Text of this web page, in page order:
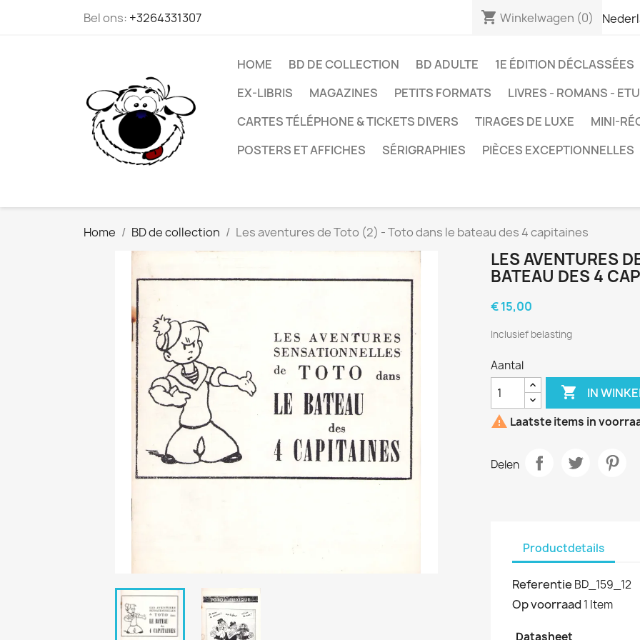
Bel ons: +3264331307 shopping_cart Winkelwagen (0)
HOME BD DE COLLECTION BD ADULTE 1E ÉDITION DÉCLASSÉES
EX-LIBRIS
MAGAZINES PETITS FORMATS LIVRES - ROMANS -
CARTES TÉLÉPHONE & TICKETS DIVERS
TIRAGES DE LUXE
MINI-
POSTERS ET AFFICHES
SÉRIGRAPHIES PIÈCES EXCEPTIONNELLES
Home BD de collection Les aventures de Toto (2) - Toto dans le bateau des 4 capitaines
LES AVENTURES
BATEAU DES 4
€ 15,00
Inclusief belasting
Aantal
 IN
 Laatste items in
Delen
Productdetails
Referentie BD_159_12
Op voorraad 1 Item
Datasheet